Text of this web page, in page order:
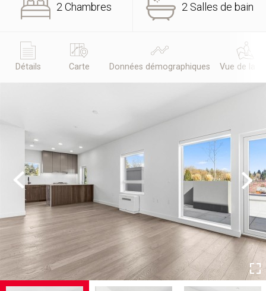
2 Chambres 2 Salles de bain
Détails Carte Données démographiques Vue de la
Previous Next